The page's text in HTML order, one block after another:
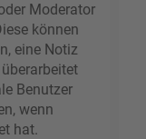
Moderator
können
eine Notiz
Benutzer
wenn
hat.